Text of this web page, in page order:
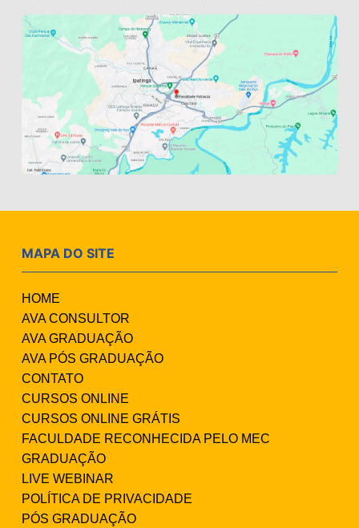
MAPA DO SITE
HOME
AVA CONSULTOR
AVA GRADUAÇÃO
AVA PÓS GRADUAÇÃO
CONTATO
CURSOS ONLINE
CURSOS ONLINE GRÁTIS
FACULDADE RECONHECIDA PELO MEC
GRADUAÇÃO
LIVE WEBINAR
POLÍTICA DE PRIVACIDADE
PÓS GRADUAÇÃO